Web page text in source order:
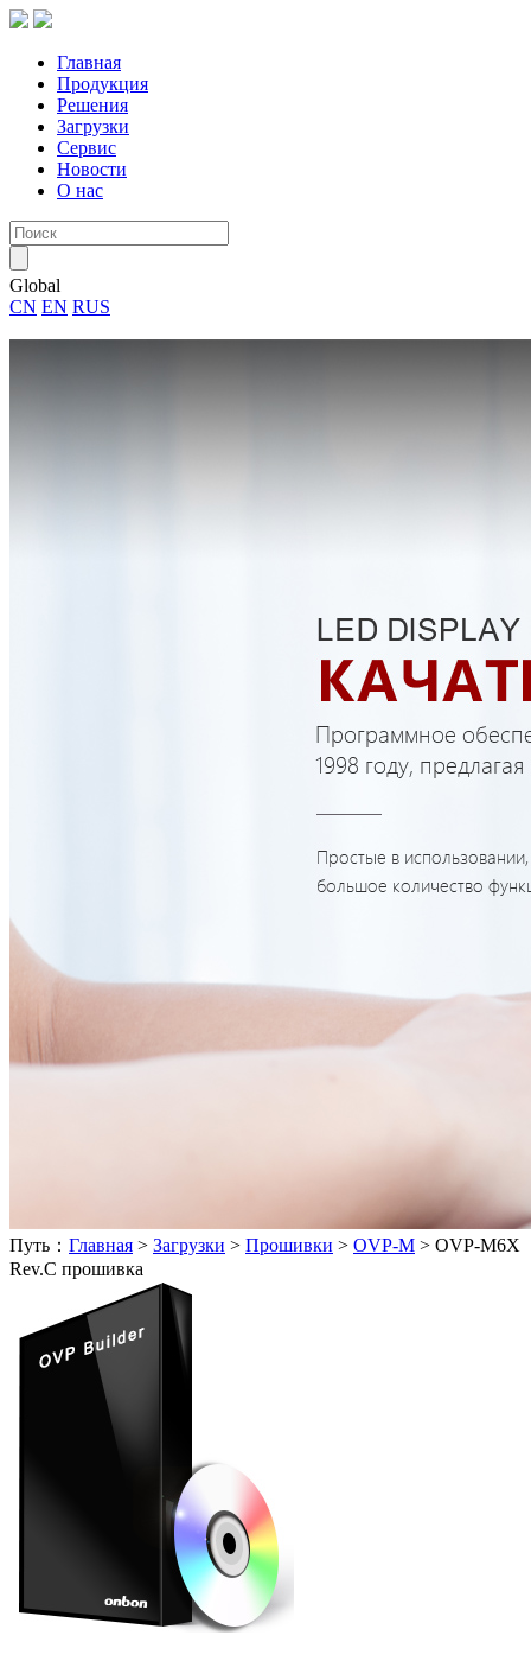
Главная
Продукция
Решения
Загрузки
Сервис
Новости
О нас
Global
CN EN RUS
Путь： Главная > Загрузки > Прошивки > OVP-M > OVP-M6X
Rev.C прошивка